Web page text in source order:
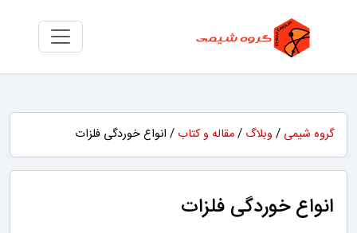
گروه شیمی / وبلاگ /مقاله و کتاب / انواع خوردگی فلزات
انواع خوردگی فلزات